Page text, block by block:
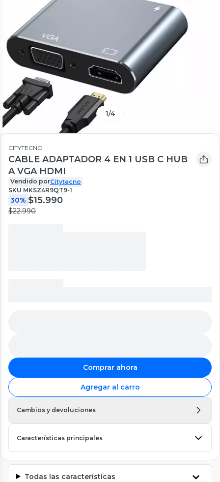
1/4
CITYTECNO
CABLE ADAPTADOR 4 EN 1 USB C HUB
A VGA HDMI
Vendido porCitytecno
SKU MKSZ4R9QT9-1
30% $15.990
$22.990
Comprar ahora
Agregar al carro
Cambios y devoluciones
Características principales
Todas las características